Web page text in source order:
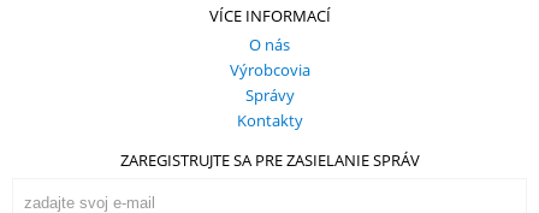
VÍCE INFORMACÍ
О nás
Výrobcovia
Správy
Kontakty
ZAREGISTRUJTE SA PRE ZASIELANIE SPRÁV